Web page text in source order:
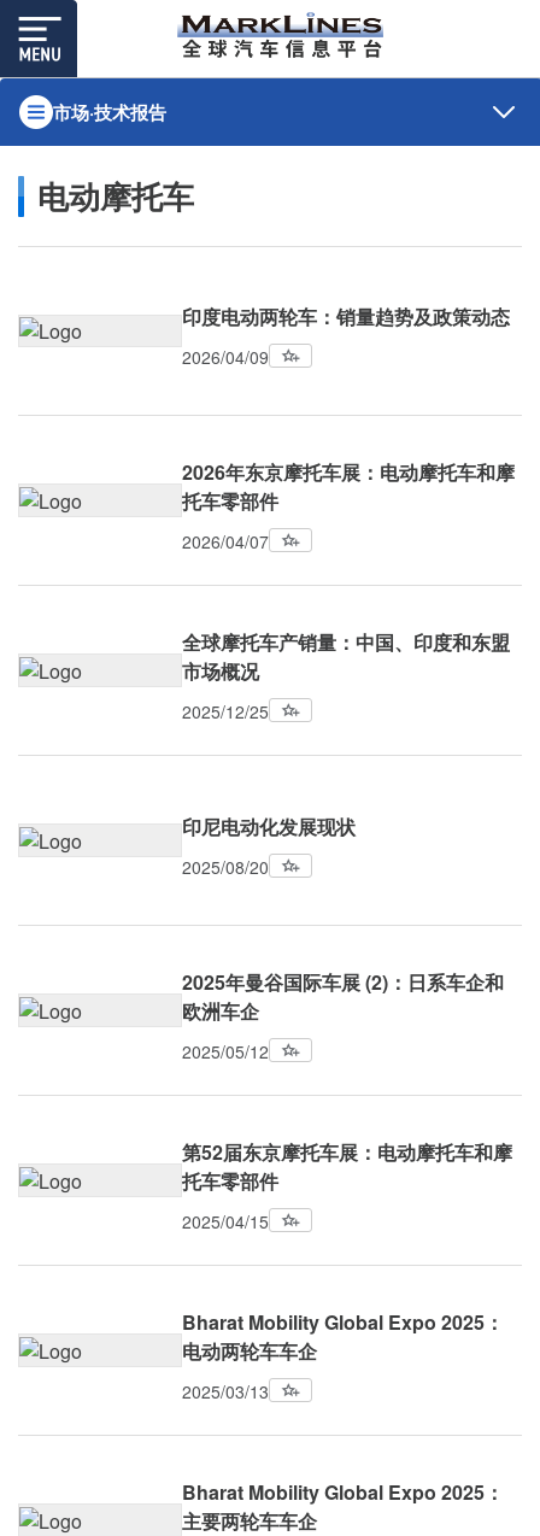
市场·技术报告
电动摩托车
印度电动两轮车：销量趋势及政策动态
2026/04/09
2026年东京摩托车展：电动摩托车和摩
托车零部件
2026/04/07
全球摩托车产销量：中国、印度和东盟
市场概况
2025/12/25
印尼电动化发展现状
2025/08/20
2025年曼谷国际车展 (2)：日系车企和
欧洲车企
2025/05/12
第52届东京摩托车展：电动摩托车和摩
托车零部件
2025/04/15
Bharat Mobility Global Expo 2025：
电动两轮车车企
2025/03/13
Bharat Mobility Global Expo 2025：
主要两轮车车企